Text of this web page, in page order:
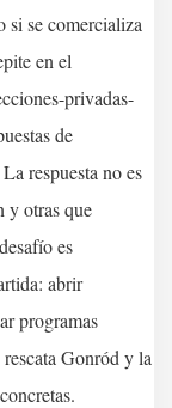
si se comercializa
en el
privadas-
de
respuesta no es
y otras que
es
abrir
programas
Gonród y la